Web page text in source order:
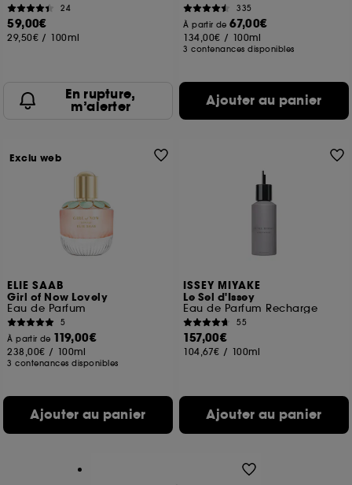
24
59,00€
29,50€ / 100ml
En rupture,
m’alerter
335
À partir de67,00€
134,00€ / 100ml
3 contenances disponibles
Ajouter au panier
ELIE SAAB
Girl of Now Lovely
Eau de Parfum
5
À partir de 119,00€
238,00€ / 100ml
3 contenances disponibles
Ajouter au panier
Exclu web
ISSEY MIYAKE
Le Sel d'Issey
Eau de Parfum Recharge
55
157,00€
104,67€ / 100ml
Ajouter au panier